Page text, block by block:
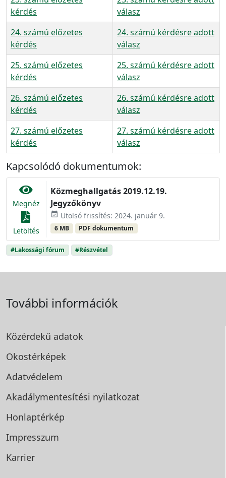
kérdés
válasz
24. számú előzetes
kérdés
24. számú kérdésre adott
válasz
25. számú előzetes
kérdés
25. számú kérdésre adott
válasz
26. számú előzetes
kérdés
26. számú kérdésre adott
válasz
27. számú előzetes
kérdés
27. számú kérdésre adott
válasz
Kapcsolódó dokumentumok:
Megnéz
Letöltés
Közmeghallgatás 2019.12.19.
Jegyzőkönyv
event_available Utolsó frissítés: 2024. január 9.
6 MB PDF dokumentum
#Lakossági fórum #Részvétel
További információk
Közérdekű adatok
Okostérképek
Adatvédelem
Akadálymentesítési nyilatkozat
Honlaptérkép
Impresszum
Karrier